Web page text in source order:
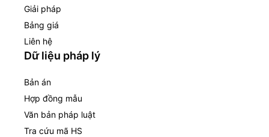
Giải pháp
Bảng giá
Liên hệ
Dữ liệu pháp lý
Bản án
Hợp đồng mẫu
Văn bản pháp luật
Tra cứu mã HS